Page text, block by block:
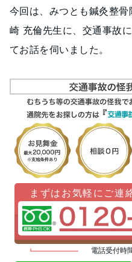
今回は、みつとも鍼灸整
崎 充倫先生に、交通事故
てお話を伺いました。
まずはお気軽にご連
電話受付時